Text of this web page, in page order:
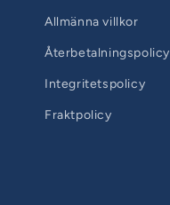
Allmänna villkor
Återbetalningspolicy
Integritetspolicy
Fraktpolicy